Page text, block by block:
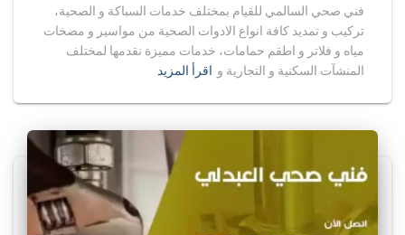
فني صحي السالمي للقيام بمختلف خدمات السباكة و الصحية،
تركيب و تمديد كافة انواع الادوات الصحية من مواسير و مضخات
مياه و فلاتر و اطقم حمامات، خدمات مميزة نقدمها لمختلف
المنشآت السكنية و التجارية و اقرأ المزيد